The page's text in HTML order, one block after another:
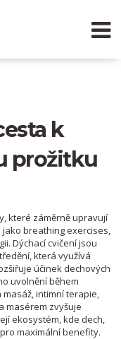
k
prožitku
které záměrně upravují
jako breathing exercises,
Dýchací cvičení jsou
která využívá
účinek dechových
uvolnění během
masáž,intimní terapie,
masérem zvyšuje
ekosystém, kde dech,
maximální benefity.